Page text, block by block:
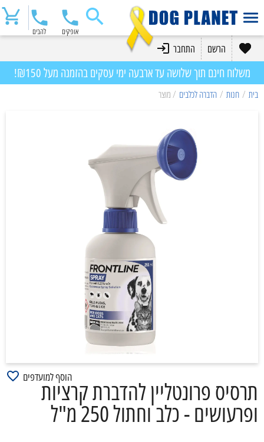
אופקים להבים
הרשם התחבר
משלוח חינם תוך שלושה עד ארבעה ימי עסקים בהזמנה מעל ₪150!
בית / חנות / הדברה לכלבים / מוצר
תרסיס פרונטליין להדברת קרציות
ופרעושים - כלב וחתול 250 מ"ל
הוסף למועדפים